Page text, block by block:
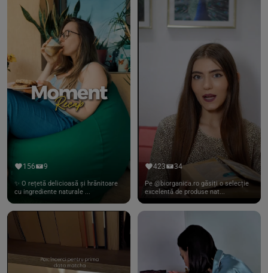
156 9
✨ O rețetă delicioasă și hrănitoare
cu ingrediente naturale ...
423 34
Pe @biorganica.ro găsiți o selecție
excelentă de produse nat...